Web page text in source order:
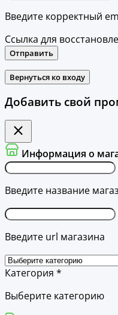
Введите корректный
Ссылка для
Отправить
Вернуться ко входу
Добавить свой
Информация о
Введите название
Введите url магазина
Категория *
Выберите категорию